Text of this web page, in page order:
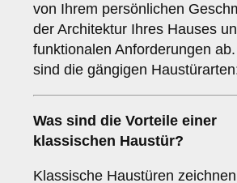
von Ihrem persönlichen
der Architektur Ihres Hauses
funktionalen Anforderungen
sind die gängigen
Was sind die Vorteile einer
klassischen Haustür?
Klassische Haustüren